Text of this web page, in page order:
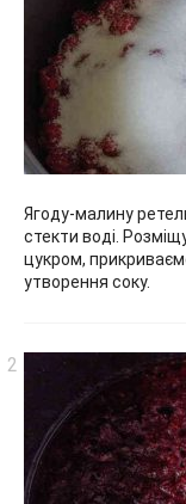
Ягоду-малину
стекти воді.
цукром,
утворення соку.